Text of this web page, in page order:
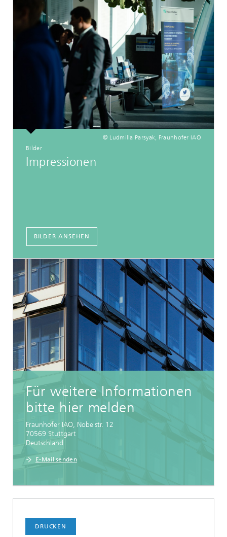
© Ludmilla Parsyak, Fraunhofer IAO
Bilder
Impressionen
BILDER ANSEHEN
Für weitere Informationen
bitte hier melden
Fraunhofer IAO, Nobelstr. 12
70569 Stuttgart
Deutschland
E-Mail senden
DRUCKEN